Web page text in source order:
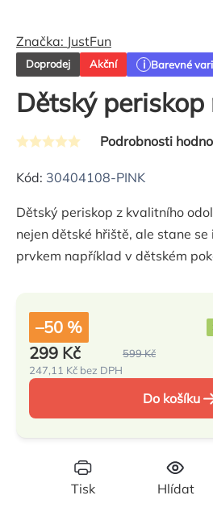
Dětský
Doprodej Akční Barevné
Průměrné
hodnocení
je
0,0
z
Podrobnosti
Značka: JustFun
Kód: 30404108-PINK
Dětský periskop z kvalitního
nejen dětské hřiště, ale stane
prvkem například v dětském
Tisk Hlídat
–50 %
599 Kč
299 Kč
247,11 Kč bez DPH
cena:Do košíku